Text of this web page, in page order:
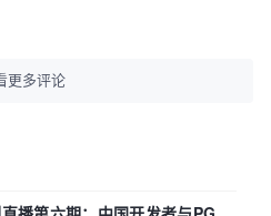
更多评论